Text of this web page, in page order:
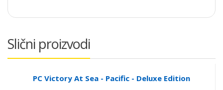
Slični proizvodi
PC Victory At Sea - Pacific - Deluxe Edition